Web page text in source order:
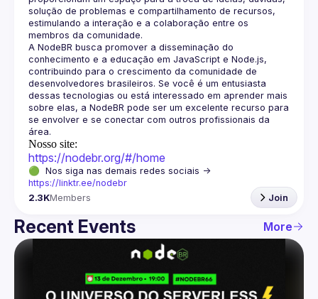
solução de problemas e compartilhamento de recursos,
estimulando a interação e a colaboração entre os
A NodeBR busca promover a disseminação do
conhecimento e a educação em JavaScript e Node.js,
contribuindo para o crescimento da comunidade de
desenvolvedores brasileiros. Se você é um entusiasta
dessas tecnologias ou está interessado em aprender mais
sobre elas, a NodeBR pode ser um excelente recurso para
se envolver e se conectar com outros profissionais da
Nosso site:
https://nodebr.org/#/home
https://linktr.ee/nodebr
2.3KMembers Join
Recent Events More